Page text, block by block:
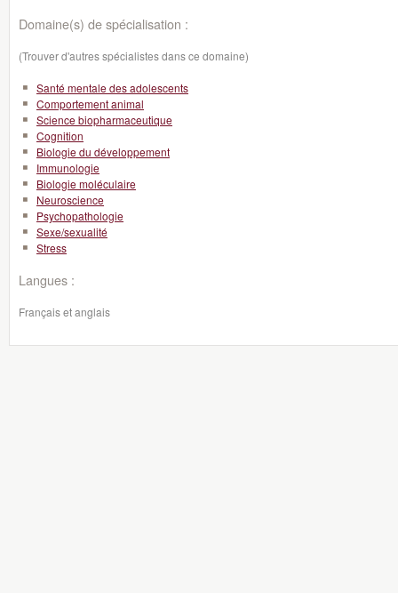
Domaine(s) de spécialisation :
(Trouver d'autres spécialistes dans ce domaine)
Santé mentale des adolescents
Comportement animal
Science biopharmaceutique
Cognition
Biologie du développement
Immunologie
Biologie moléculaire
Neuroscience
Psychopathologie
Sexe/sexualité
Stress
Langues :
Français et anglais